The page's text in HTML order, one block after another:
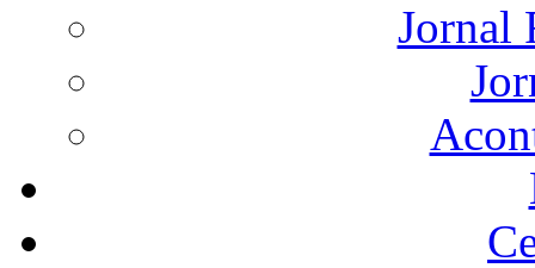
Jornal